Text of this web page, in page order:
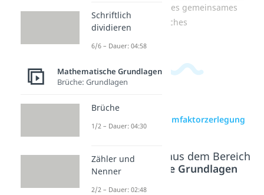
Zum Video: Kleinstes gemeinsames
Vielfaches
zur Videoseite: Primfaktorzerlegung
Beliebte Inhalte aus dem Bereich
Mathematische Grundlagen
Schriftlich
dividieren
6/6 – Dauer: 04:58
Mathematische Grundlagen
Brüche: Grundlagen
Brüche
1/2 – Dauer: 04:30
Zähler und
Nenner
2/2 – Dauer: 02:48